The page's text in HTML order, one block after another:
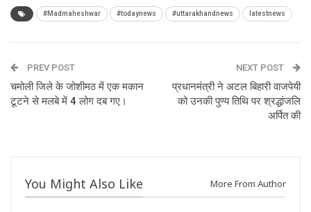
#Madmaheshwar #todaynews #uttarakhandnews latestnews
PREV POST
चमोली जिले के जोशीमठ में एक मकान
टूटने से मलबे में 4 लोग दब गए।
NEXT POST
प्रधानमंत्री ने अटल बिहारी वाजपेयी
को उनकी पुण्य तिथि पर श्रद्धांजलि
अर्पित की
You Might Also Like More From Author